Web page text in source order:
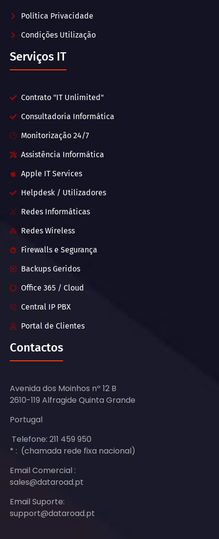
Política Privacidade
Condições Utilização
Serviços IT
Contrato "IT Unlimited"
Consultadoria Informática
Monitorização 24/7
Assistência Informática
Apple IT Services
Helpdesk / Utilizadores
Redes Informáticas
Redes Wireless
Firewalls e Segurança
Backups Geridos
Office 365 / Cloud
Central IP PBX
Portal de Clientes
Contactos
Avenida dos Moinhos nº 12 B
2610-119 Alfragide Quinta Grande
Portugal
Telefone: 211 459 950
* : (chamada rede fixa nacional)
Email Comercial :
sales@dataroad.pt
Email Suporte:
support@dataroad.pt